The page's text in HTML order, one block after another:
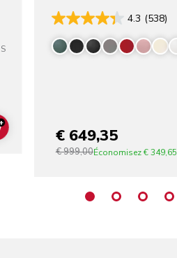
ADD TO CART
4.3 (538)
€ 649,35
€ 999,00Économisez€ 349,65